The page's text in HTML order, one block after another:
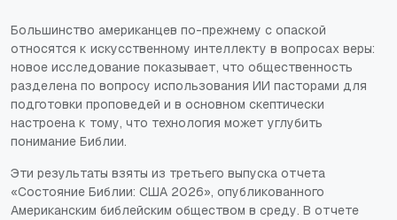
Большинство американцев по-прежнему с опаской
относятся к искусственному интеллекту в вопросах веры:
новое исследование показывает, что общественность
разделена по вопросу использования ИИ пасторами для
подготовки проповедей и в основном скептически
настроена к тому, что технология может углубить
понимание Библии.
Эти результаты взяты из третьего выпуска отчета
«Состояние Библии: США 2026», опубликованного
Американским библейским обществом в среду. В отчете